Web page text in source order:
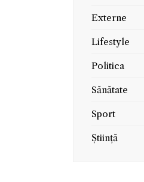
Externe
Lifestyle
Politica
Sănătate
Sport
Știință